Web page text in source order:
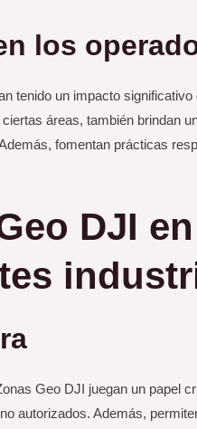
los
tenido un impacto
áreas, también brindan
fomentan prácticas
DJI
Geo DJI juegan un papel
autorizados. Además,